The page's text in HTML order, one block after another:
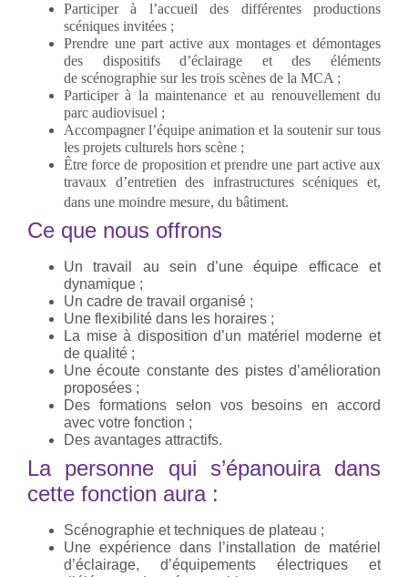
Participer à l’accueil des différentes productions
scéniques invitées ;
Prendre une part activeaux montages et démontages
des dispositifs d’éclairage et des éléments
de scénographie sur les trois scènes de la MCA ;
Participer à la maintenance et au renouvellement du
parc audiovisuel ;
Accompagnerl’équipe animation et la soutenir sur tous
les projets culturels hors scène ;
Être force de proposition et prendre une part active aux
travaux d’entretien des infrastructures scéniques et,
dans une moindre mesure, du bâtiment.
Ce que nous offrons
Un travail au sein d’une équipe efficace et
dynamique ;
Un cadre de travail organisé ;
Une flexibilité dans les horaires ;
La mise à disposition d’un matériel moderne et
de qualité ;
Une écoute constante des pistes d’amélioration
proposées ;
Des formations selon vos besoins en accord
avec votre fonction ;
Des avantages attractifs.
La personne qui s’épanouira dans
cette fonction aura :
Scénographie et techniques de plateau ;
Une expérience dans l’installation de matériel
d’éclairage, d’équipements électriques et